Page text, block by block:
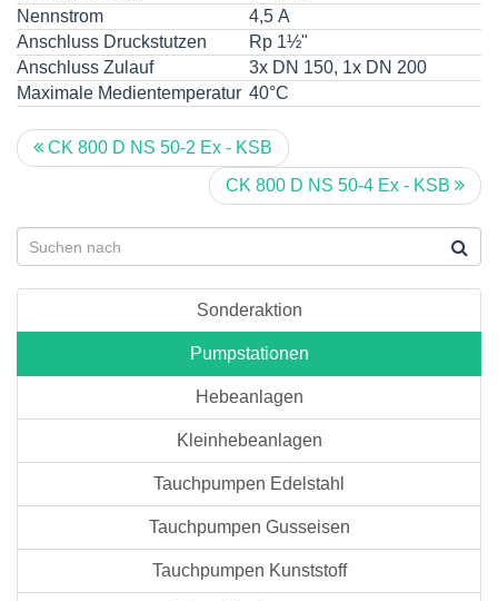
Nennstrom
4,5 A
Anschluss Druckstutzen
Rp 1½"
Anschluss Zulauf
3x DN 150, 1x DN 200
Maximale Medientemperatur 40°C
CK 800 D NS 50-2 Ex - KSB
CK 800 D NS 50-4 Ex - KSB
Sonderaktion
Pumpstationen
Hebeanlagen
Kleinhebeanlagen
Tauchpumpen Edelstahl
Tauchpumpen Gusseisen
Tauchpumpen Kunststoff